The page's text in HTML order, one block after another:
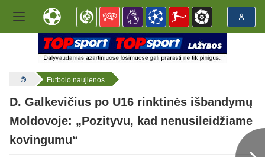
Futbolo naujienos
D. Galkevičius po U16 rinktinės išbandymų
Moldovoje: „Pozityvu, kad nenusileidžiame
kovingumu“